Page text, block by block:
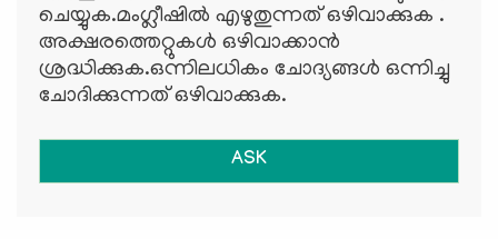
ചെയ്യുക.മംഗ്ലീഷില്‍ എഴുതുന്നത് ഒഴിവാക്കുക .
അക്ഷരത്തെറ്റുകള്‍ ഒഴിവാക്കാന്‍
ശ്രദ്ധിക്കുക.ഒന്നിലധികം ചോദ്യങ്ങള്‍ ഒന്നിച്ചു
ചോദിക്കുന്നത് ഒഴിവാക്കുക.
ASK